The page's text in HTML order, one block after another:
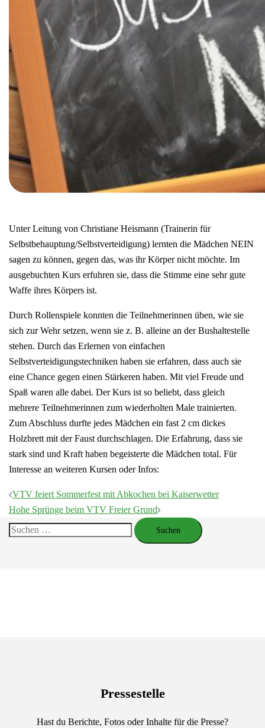
Unter Leitung von Christiane Heismann (Trainerin für
Selbstbehauptung/Selbstverteidigung) lernten die Mädchen NEIN
sagen zu können, gegen das, was ihr Körper nicht möchte. Im
ausgebuchten Kurs erfuhren sie, dass die Stimme eine sehr gute
Waffe ihres Körpers ist.
Durch Rollenspiele konnten die Teilnehmerinnen üben, wie sie
sich zur Wehr setzen, wenn sie z. B. alleine an der Bushaltestelle
stehen. Durch das Erlernen von einfachen
Selbstverteidigungstechniken haben sie erfahren, dass auch sie
eine Chance gegen einen Stärkeren haben. Mit viel Freude und
Spaß waren alle dabei. Der Kurs ist so beliebt, dass gleich
mehrere Teilnehmerinnen zum wiederholten Male trainierten.
Zum Abschluss durfte jedes Mädchen ein fast 2 cm dickes
Holzbrett mit der Faust durchschlagen. Die Erfahrung, dass sie
stark sind und Kraft haben begeisterte die Mädchen total. Für
Interesse an weiteren Kursen oder Infos:
Beitragsnavigation
VTV feiert Sommerfest mit Abkochen bei Kaiserwetter
Hohe Sprünge beim VTV Freier Grund
Suchen
Pressestelle
Hast du Berichte, Fotos oder Inhalte für die Presse?